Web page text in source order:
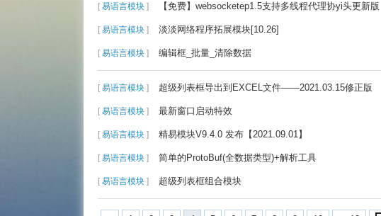
[ 易语言模块 ] 【免费】websocketep1.5支持多线程代理协yi头更新版
[ 易语言模块 ] 淡淡网络程序拓展模块[10.26]
[ 易语言模块 ] 编辑框_批量_清除数据
[ 易语言模块 ] 超级列表框导出到EXCEL文件——2021.03.15修正版
[ 易语言模块 ] 最新窗口启动特效
[ 易语言模块 ] 精易模块V9.4.0 发布【2021.09.01】
[ 易语言模块 ] 简单的ProtoBuf(全数据类型)+解析工具
[ 易语言模块 ] 超级列表框组合模块